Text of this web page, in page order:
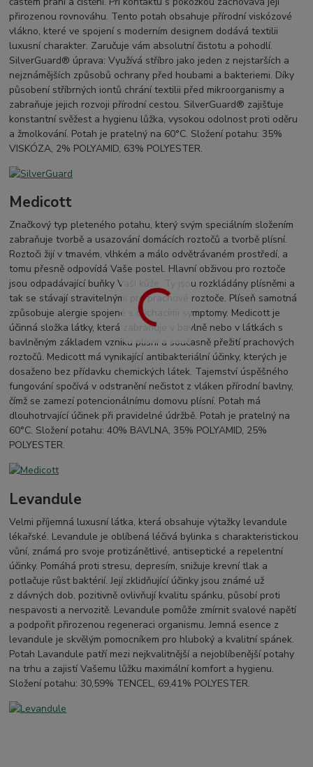
přirozenou rovnováhu. Tento potah obsahuje přírodní viskózové
vlákno, které ve spojení s moderním designem dodává textilii
luxusní charakter. Zaručuje vám absolutní čistotu a pohodlí.
SilverGuard® úprava: Využívá stříbro jako jeden z nejstarších a
nejznámějších způsobů ochrany před houbami a bakteriemi. Díky
působení stříbrných iontů chrání textilii před mikroorganismy a
zabraňuje jejich rozvoji přírodní cestou. SilverGuard® zajišťuje
konstantní svěžest a hygienu lůžka, vysokou odolnost proti oděru
a žmolkování. Potah je pratelný na 60°C. Složení potahu: 35%
VISKÓZA, 2% POLYAMID, 63% POLYESTER.
Medicott
Značkový typ pleteného potahu, který svým speciálním složením
zabraňuje tvorbě a usazování domácích roztočů a tvorbě plísní.
Roztoči žijí v tmavém, vlhkém a málo odvětrávaném prostředí, a
tomu přesně odpovídá Vaše postel. Hlavní obživou pro roztoče
jsou odpadávající buňky Vaší kůže. Ty jsou rozkládány plísněmi a
tak se stávají stravitelnými pro prachové roztoče. Plíseň samotná
způsobuje alergie spojené s dýchacími symptomy. Medicott je
účinná složka látky, která zabraňuje v bavlně nebo v látkách s
bavlněným základem vzniku plísní a současně přežití prachových
roztočů. Medicott má vynikající antibakteriální účinky, kterých je
dosaženo bez přídavku chemických látek. Tajemství úspěšného
fungování spočívá v odstranění nečistot z vláken přírodní bavlny,
čímž se zamezí potencionálnímu domovu plísní. Potah má
dlouhotrvající účinek při pravidelné údržbě. Potah je pratelný na
60°C. Složení potahu: 40% BAVLNA, 35% POLYAMID, 25%
POLYESTER.
Levandule
Velmi příjemná luxusní látka, která obsahuje výtažky levandule
lékařské. Levandule je oblíbená léčivá bylinka s charakteristickou
vůní, známá pro svoje protizánětlivé, antiseptické a repelentní
účinky. Pomáhá proti stresu, depresím, snižuje krevní tlak a
potlačuje růst baktérií. Její zklidňující účinky jsou známé už
z dávných dob, pozitivně ovlivňují kvalitu spánku, působí proti
nespavosti a nervozitě. Levandule pomůže zmírnit svalové napětí
a podpořit přirozenou regeneraci organismu. Jemná esence z
levandule je skvělým pomocníkem pro hluboký a kvalitní spánek.
Potah Lavandule patří mezi nejkvalitnější a nejoblíbenější potahy
na trhu a zajistí Vašemu lůžku maximální komfort a hygienu.
Složení potahu: 30,59% TENCEL, 69,41% POLYESTER.